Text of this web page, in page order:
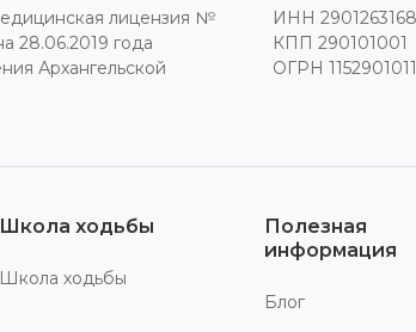
лицензия №
28.06.2019 года
Архангельской
ИНН 2901263168
КПП 290101001
ОГРН
Школа ходьбы
Школа ходьбы
Полезная
информация
Блог